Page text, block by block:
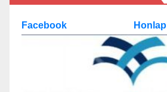
Facebook Honlap